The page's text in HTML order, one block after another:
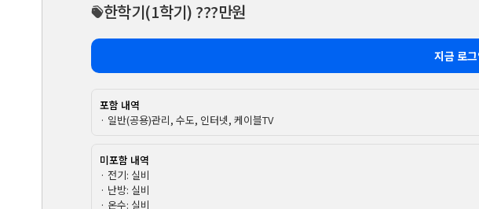
한학기(1학기) ???만원
지금 로
포함 내역
· 일반(공용)관리, 수도, 인터넷, 케이블TV
미포함 내역
· 전기: 실비
· 난방: 실비
· 온수: 실비